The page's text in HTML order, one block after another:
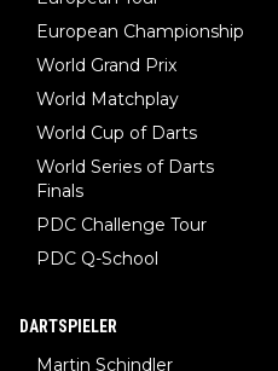
European Championship
World Grand Prix
World Matchplay
World Cup of Darts
World Series of Darts
Finals
PDC Challenge Tour
PDC Q-School
DARTSPIELER
Martin Schindler